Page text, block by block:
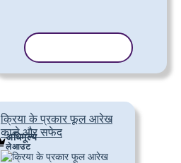
क्रिया के प्रकार फूल आरेख
काले और सफेद
अधिमूल्य
लेआउट